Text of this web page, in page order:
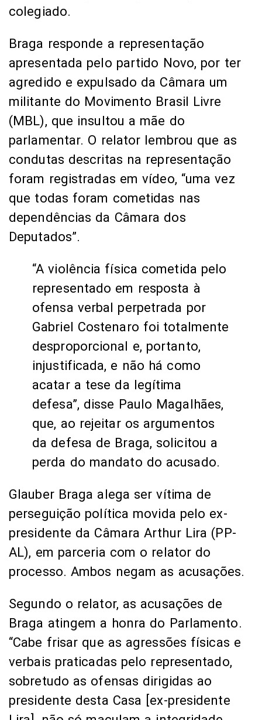
colegiado.
Braga responde a representação
apresentada pelo partido Novo, por ter
agredido e expulsado da Câmara um
militante do Movimento Brasil Livre
(MBL), que insultou a mãe do
parlamentar. O relator lembrou que as
condutas descritas na representação
foram registradas em vídeo, “uma vez
que todas foram cometidas nas
dependências da Câmara dos
Deputados”.
“A violência física cometida pelo
representado em resposta à
ofensa verbal perpetrada por
Gabriel Costenaro foi totalmente
desproporcional e, portanto,
injustificada, e não há como
acatar a tese da legítima
defesa”, disse Paulo Magalhães,
que, ao rejeitar os argumentos
da defesa de Braga, solicitou a
perda do mandato do acusado.
Glauber Braga alega ser vítima de
perseguição política movida pelo ex-
presidente da Câmara Arthur Lira (PP-
AL), em parceria com o relator do
processo. Ambos negam as acusações.
Segundo o relator, as acusações de
Braga atingem a honra do Parlamento.
“Cabe frisar que as agressões físicas e
verbais praticadas pelo representado,
sobretudo as ofensas dirigidas ao
presidente desta Casa [ex-presidente